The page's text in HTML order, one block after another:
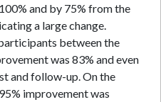
and by 75% from the
a large change.
between the
was 83% and even
and follow-up. On the
improvement was